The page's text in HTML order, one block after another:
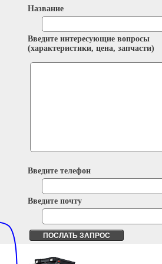
Название
Введите интересующие вопросы
(характеристики, цена, запчасти)
Введите телефон
Введите почту